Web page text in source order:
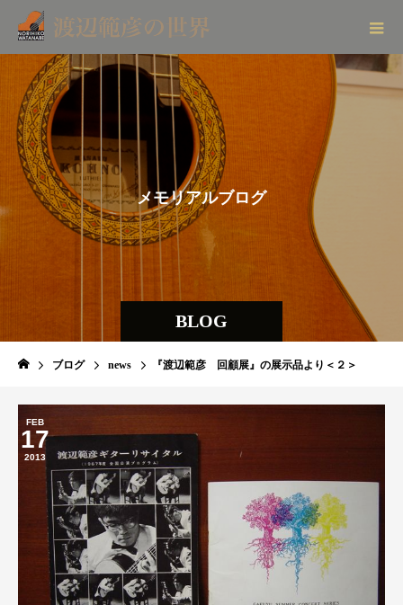
BLOG
メモリアルブログ
ブログ news 『渡辺範彦 回顧展』の展示品より＜２＞
FEB
17
2013